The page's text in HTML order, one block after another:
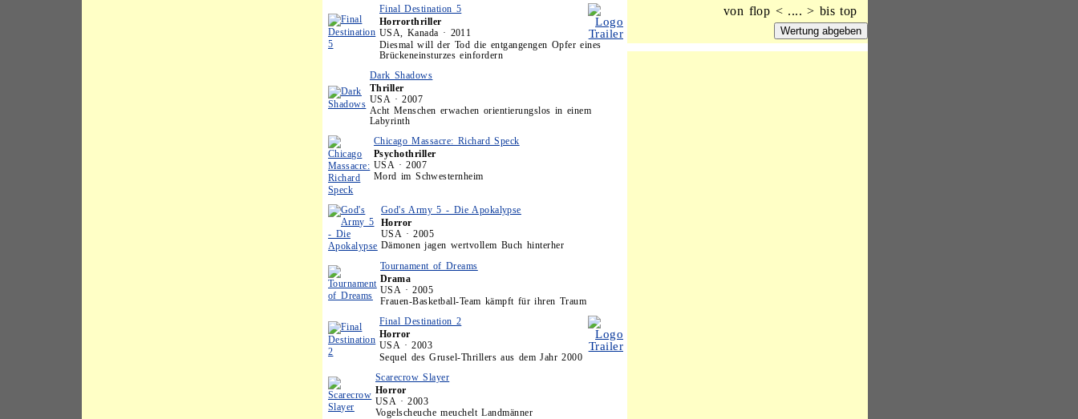
Final Destination 5
Horrorthriller
USA, Kanada · 2011
Diesmal will der Tod die entgangengen Opfer eines
Brückeneinsturzes einfordern
Dark Shadows
Thriller
USA · 2007
Acht Menschen erwachen orientierungslos in einem
Labyrinth
Chicago Massacre: Richard Speck
Psychothriller
USA · 2007
Mord im Schwesternheim
God's Army 5 - Die Apokalypse
Horror
USA · 2005
Dämonen jagen wertvollem Buch hinterher
Tournament of Dreams
Drama
USA · 2005
Frauen-Basketball-Team kämpft für ihren Traum
Final Destination 2
Horror
USA · 2003
Sequel des Grusel-Thrillers aus dem Jahr 2000
Scarecrow Slayer
Horror
USA · 2003
Vogelscheuche meuchelt Landmänner
von flop < .... > bis top